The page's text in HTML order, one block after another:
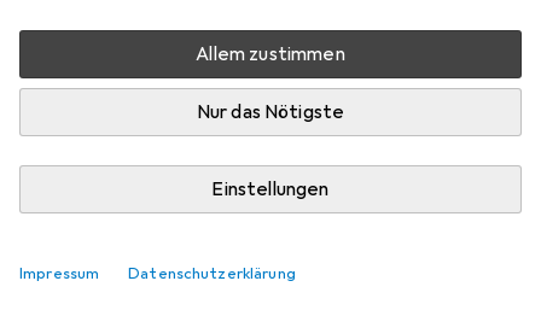
Allem zustimmen
Nur das Nötigste
Einstellungen
Impressum Datenschutzerklärung
Erfüllt den Zweck